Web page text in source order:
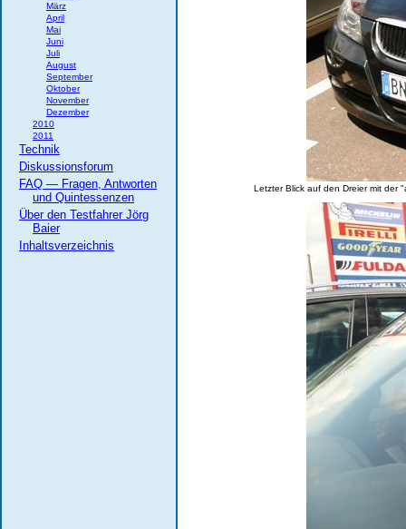
März
April
Mai
Juni
Juli
August
September
Oktober
November
Dezember
2010
2011
Technik
Diskussionsforum
FAQ — Fragen, Antworten
und Quintessenzen
Über den Testfahrer Jörg
Baier
Inhaltsverzeichnis
Letzter Blick auf den Dreier mit der